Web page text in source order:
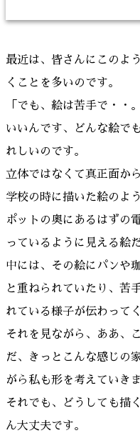
最近は、皆さんにこのよ
くことを多いのです。
「でも、絵は苦手で・・
いいんです、どんな絵で
れしいのです。
立体ではなくて真正面か
学校の時に描いた絵のよ
ポットの奥にあるはずの
っているように見える絵
中には、その絵にパンや
と重ねられていたり、苦
れている様子が伝わって
それを見ながら、ああ、
だ、きっとこんな感じの
がら私も形を考えていきま
それでも、どうしても描
ん大丈夫です。